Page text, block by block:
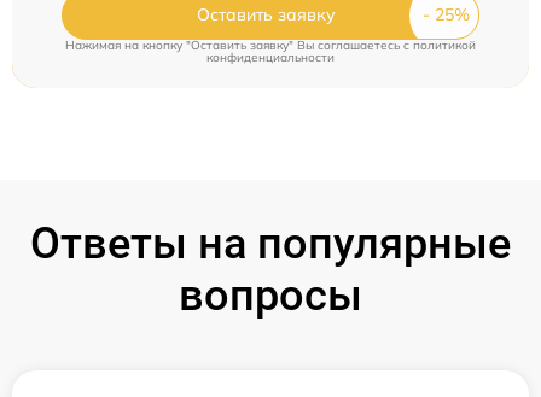
Оставить заявку
Нажимая на кнопку "Оставить заявку" Вы соглашаетесь c политикой
конфиденциальности
Ответы на популярные
вопросы